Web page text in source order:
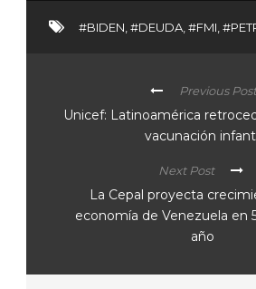
#BIDEN #DEUDA #FMI
Previous Post
Unicef: Latinoamérica
vacunación
Next Post
La Cepal proyecta
economía de Venezuela en
año